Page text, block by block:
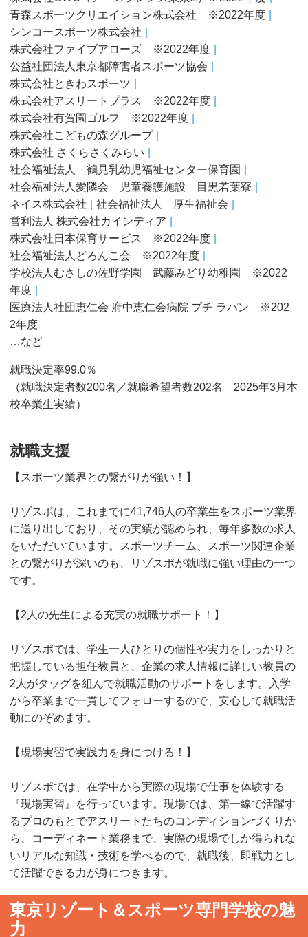
青森スポーツクリエイション株式会社 ※2022年度
シンコースポーツ株式会社
株式会社ファイブアローズ ※2022年度
公益社団法人東京都障害者スポーツ協会
株式会社ときわスポーツ
株式会社アスリートプラス ※2022年度
株式会社有賀園ゴルフ ※2022年度
株式会社こどもの森グループ
株式会社 さくらさくみらい
社会福祉法人 鶴見乳幼児福祉センター保育園
社会福祉法人愛隣会 児童養護施設 目黒若葉寮
ネイス株式会社
社会福祉法人 厚生福祉会
営利法人 株式会社カインディア
株式会社日本保育サービス ※2022年度
社会福祉法人どろんこ会 ※2022年度
学校法人むさしの佐野学園 武藤みどり幼稚園 ※2022
年度
医療法人社団恵仁会 府中恵仁会病院 プチ ラパン ※202
2年度
…など
就職決定率99.0％
（就職決定者数200名／就職希望者数202名 2025年3月本
校卒業生実績）
就職支援
【スポーツ業界との繋がりが強い！】
リゾスポは、これまでに41,746人の卒業生をスポーツ業界
に送り出しており、その実績が認められ、毎年多数の求人
をいただいています。スポーツチーム、スポーツ関連企業
との繋がりが深いのも、リゾスポが就職に強い理由の一つ
です。
【2人の先生による充実の就職サポート！】
リゾスポでは、学生一人ひとりの個性や実力をしっかりと
把握している担任教員と、企業の求人情報に詳しい教員の
2人がタッグを組んで就職活動のサポートをします。入学
から卒業まで一貫してフォローするので、安心して就職活
動にのぞめます。
【現場実習で実践力を身につける！】
リゾスポでは、在学中から実際の現場で仕事を体験する
『現場実習』を行っています。現場では、第一線で活躍す
るプロのもとでアスリートたちのコンディションづくりか
ら、コーディネート業務まで、実際の現場でしか得られな
いリアルな知識・技術を学べるので、就職後、即戦力とし
て活躍できる力が身につきます。
東京リゾート＆スポーツ専門学校の魅
力